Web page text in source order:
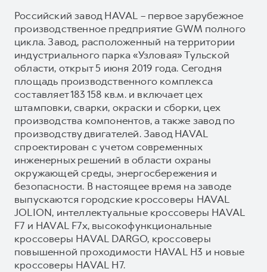
Российский завод HAVAL – первое зарубежное
производственное предприятие GWM полного
цикла. Завод, расположенный на территории
индустриального парка «Узловая» Тульской
области, открыт 5 июня 2019 года. Сегодня
площадь производственного комплекса
составляет 183 158 кв.м. и включает цех
штамповки, сварки, окраски и сборки, цех
производства компонентов, а также завод по
производству двигателей. Завод HAVAL
спроектирован с учетом современных
инженерных решений в области охраны
окружающей среды, энергосбережения и
безопасности. В настоящее время на заводе
выпускаются городские кроссоверы HAVAL
JOLION, интеллектуальные кроссоверы HAVAL
F7 и HAVAL F7x, высокофункциональные
кроссоверы HAVAL DARGO, кроссоверы
повышенной проходимости HAVAL H3 и новые
кроссоверы HAVAL H7.